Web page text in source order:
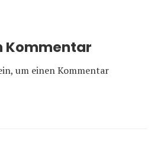
Kommentar
um einen Kommentar